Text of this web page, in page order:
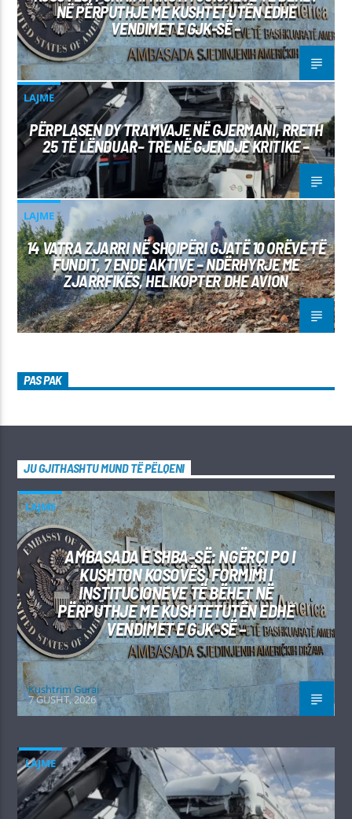
NË PËRPUTHJE ME KUSHTETUTËN EDHE
VENDIMET E GJK-SË –
LAJME
PËRPLASEN DY TRAMVAJE NË GJERMANI, RRETH
25 TË LËNDUAR– TRE NË GJENDJE KRITIKE –
LAJME
14 VATRA ZJARRI NË SHQIPËRI GJATË 10 ORËVE TË
FUNDIT, 7 ENDE AKTIVE – NDËRHYRJE ME
ZJARRFIKËS, HELIKOPTER DHE AVION
PAS PAK
JU GJITHASHTU MUND TË PËLQENI
LAJME
AMBASADA E SHBA-SË: NGËRÇI PO I
KUSHTON KOSOVËS, FORMIMI I
INSTITUCIONEVE TË BËHET NË
PËRPUTHJE ME KUSHTETUTËN EDHE
VENDIMET E GJK-SË –
Kushtrim Guraj
7 GUSHT, 2026
LAJME